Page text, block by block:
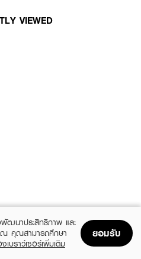
VIEWED
พัฒนาประสิทธิภาพ และ
ณ คุณสามารถศึกษา
เบราว์เซอร์เพิ่มเติม
ยอมรับ